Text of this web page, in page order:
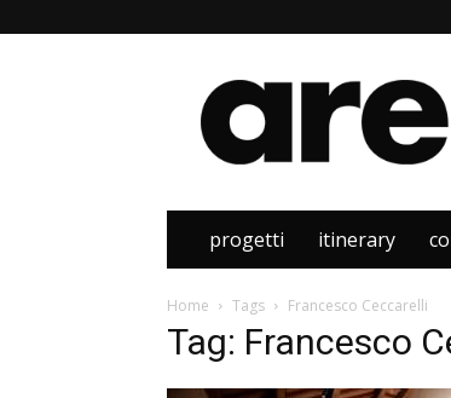
Area
progetti itinerary
Home Tags Francesco Ceccarelli
Tag: Francesco